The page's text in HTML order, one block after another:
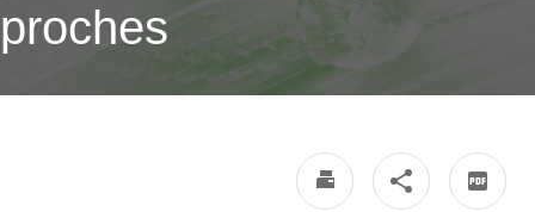
proches